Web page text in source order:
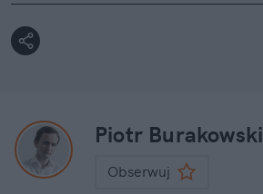
Piotr Burakowski
Obserwuj